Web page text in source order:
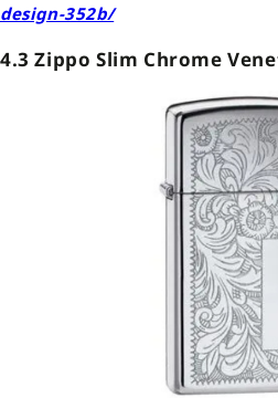
design-352b/
4.3 Zippo Slim Chrome